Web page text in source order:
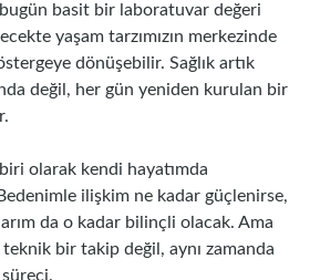
basit bir laboratuvar değeri
yaşam tarzımızın merkezinde
dönüşebilir. Sağlık artık
değil, her gün yeniden kurulan bir
olarak kendi hayatımda
ilişkim ne kadar güçlenirse,
da o kadar bilinçli olacak. Ama
bir takip değil, aynı zamanda